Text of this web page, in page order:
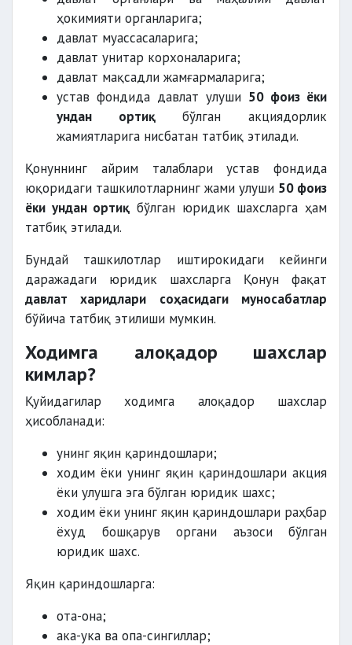
ҳокимияти органларига;
давлат муассасаларига;
давлат унитар корхоналарига;
давлат мақсадли жамғармаларига;
устав фондида давлат улуши 50 фоиз ёки
ундан ортиқбўлган акциядорлик
жамиятларига нисбатан татбиқ этилади.
Қонуннинг айрим талаблари устав фондида
юқоридаги ташкилотларнинг жами улуши 50 фоиз
ёки ундан ортиқ бўлган юридик шахсларга ҳам
татбиқ этилади.
Бундай ташкилотлар иштирокидаги кейинги
даражадаги юридик шахсларга Қонун фақат
давлат харидлари соҳасидаги муносабатлар
бўйича татбиқ этилиши мумкин.
Ходимга алоқадор шахслар
кимлар?
Қуйидагилар ходимга алоқадор шахслар
ҳисобланади:
унинг яқин қариндошлари;
ходим ёки унинг яқин қариндошлари акция
ёки улушга эга бўлган юридик шахс;
ходим ёки унинг яқин қариндошлари раҳбар
ёхуд бошқарув органи аъзоси бўлган
юридик шахс.
Яқин қариндошларга:
ота-она;
ака-ука ва опа-сингиллар;